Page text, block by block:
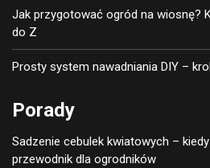
Jak przygotować ogród na wiosnę?
do Z
Prosty system nawadniania DIY –
Porady
Sadzenie cebulek kwiatowych –
przewodnik dla ogrodników